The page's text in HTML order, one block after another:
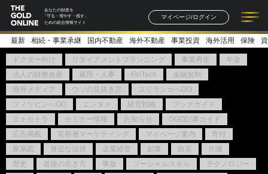
あなたの財産を
「守る・増やす・残す」
ための総合情報サイト
マイページ/ログイン
記事一覧 連載一覧
著者一覧 書籍一覧
最新 相続・事業承継 国内不動産 海外不動産 事業投資 海外活用 保険
ドクター向け リタイアメントプランニング 事業再生
年金
法人の財務改善
雇用・人事 FinTech
金融規制
海外メディア
ウソの見抜き方
スリランカへGO
フィリピンへGO
エンタメ 経営戦略
ブックガイド
エトセトラ
セミナー情報 お知らせ
GGO記事ガイド
広告掲載
富裕層マーケティング マイページ案内
寄付
家系図
身近な法律 企業経営 起業 防災
介護
歴史
老後の生き方 事故 ソーシャルスキル
テクノロジー